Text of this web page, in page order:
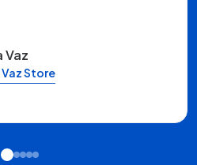
Vaz
Store